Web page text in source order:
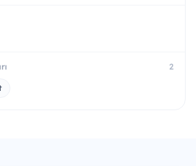
2